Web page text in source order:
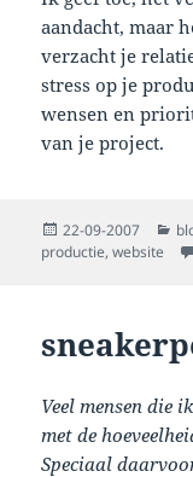
aandacht, maar
verzacht je
stress op je
wensen en
van je project.
Posted
on
22-09-2007
productie,website
Veel mensen die
met de
Speciaal